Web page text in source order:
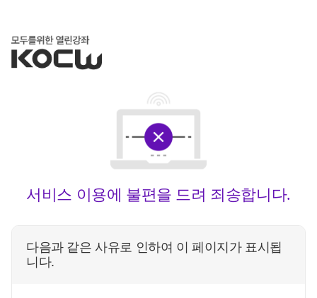
서비스 이용에 불편을 드려 죄송합니다.
다음과 같은 사유로 인하여 이 페이지가 표시됩
니다.